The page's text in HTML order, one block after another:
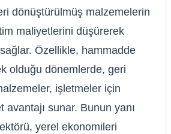
dönüştürülmüş malzemelerin
maliyetlerini düşürerek
Özellikle, hammadde
olduğu dönemlerde, geri
işletmeler için
avantajı sunar. Bunun yanı
yerel ekonomileri